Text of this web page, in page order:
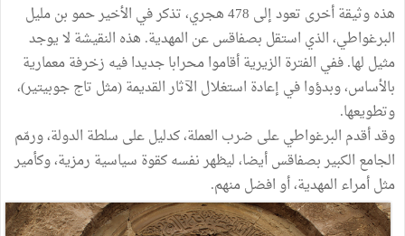
هذه وثيقة أخرى تعود إلى 478 هجري، تذكر في الأخير حمو بن مليل
البرغواطي، الذي استقل بصفاقس عن المهدية. هذه النقيشة لا يوجد
مثيل لها. ففي الفترة الزيرية أقاموا محرابا جديدا فيه زخرفة معمارية
بالأساس، وبدؤوا في إعادة استغلال الآثار القديمة (مثل تاج جوبيتير)،
وتطويعها.
وقد أقدم البرغواطي على ضرب العملة، كدليل على سلطة الدولة، ورمّم
الجامع الكبير بصفاقس أيضا، ليظهر نفسه كقوة سياسية رمزية، وكأمير
مثل أمراء المهدية، أو افضل منهم.